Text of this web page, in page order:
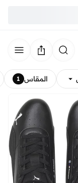
المقاس 1